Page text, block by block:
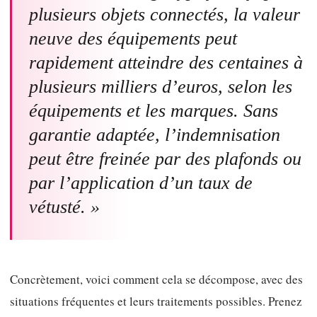
plusieurs objets connectés, la valeur
neuve des équipements peut
rapidement atteindre des centaines à
plusieurs milliers d’euros, selon les
équipements et les marques. Sans
garantie adaptée, l’indemnisation
peut être freinée par des plafonds ou
par l’application d’un taux de
vétusté. »
Concrètement, voici comment cela se décompose, avec des
situations fréquentes et leurs traitements possibles. Prenez